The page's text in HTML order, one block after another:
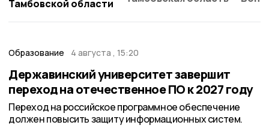
Тамбовской области
Образование 4 августа , 15:20
Державинский университет завершит
переход на отечественное ПО к 2027 году
Переход на российское программное обеспечение
должен повысить защиту информационных систем.